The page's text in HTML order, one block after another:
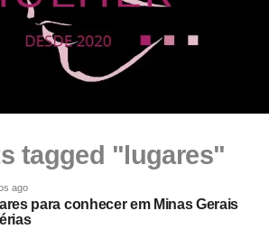
tagged "lugares"
ago
para conhecer em Minas Gerais